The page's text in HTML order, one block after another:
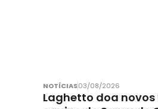
NOTÍCIAS03/08/2026
Laghetto doa